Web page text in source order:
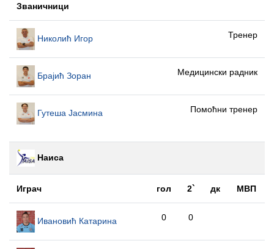
Званичници
Николић Игор Тренер
Брајић Зоран Медицински радник
Гутеша Јасмина Помоћни тренер
Наиса
Играч гол 2` дк МВП
Ивановић Катарина 0 0